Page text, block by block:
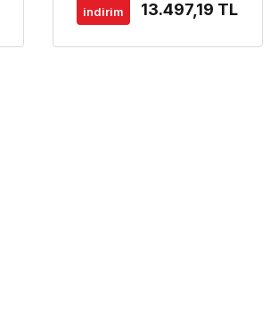
indirim 13.497,19 TL